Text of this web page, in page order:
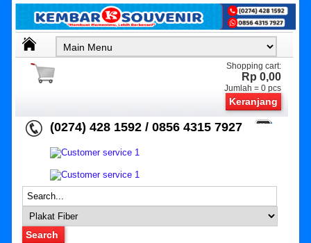
Shopping cart:
Rp 0,00
Jumlah =0 pcs
Keranjang
(0274) 428 1592 / 0856 4315 7927